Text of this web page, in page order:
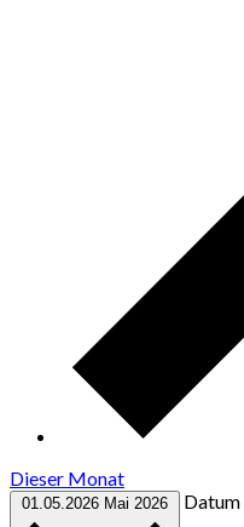
Dieser Monat
01.05.2026 Mai 2026 Datum